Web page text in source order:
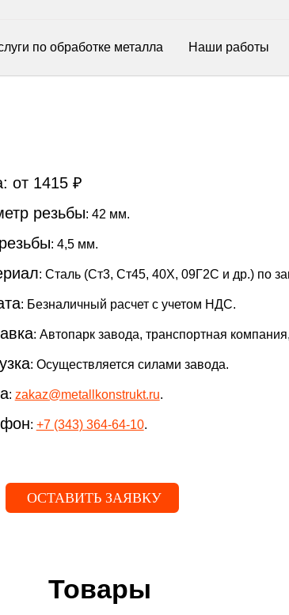
по обработке металла Наши работы
от 1415 ₽
резьбы: 42 мм.
: 4,5 мм.
: Сталь (Ст3, Ст45, 40Х, 09Г2С и др.) по
: Безналичный расчет с учетом НДС.
: Автопарк завода, транспортная
: Осуществляется силами завода.
: zakaz@metallkonstrukt.ru.
: +7 (343) 364-64-10.
ОСТАВИТЬ ЗАЯВКУ
Товары